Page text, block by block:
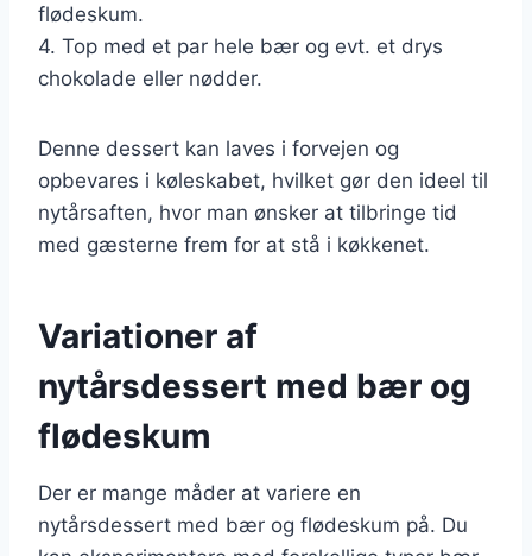
flødeskum.
4. Top med et par hele bær og evt. et drys
chokolade eller nødder.
Denne dessert kan laves i forvejen og
opbevares i køleskabet, hvilket gør den ideel til
nytårsaften, hvor man ønsker at tilbringe tid
med gæsterne frem for at stå i køkkenet.
Variationer af
nytårsdessert med bær og
flødeskum
Der er mange måder at variere en
nytårsdessert med bær og flødeskum på. Du